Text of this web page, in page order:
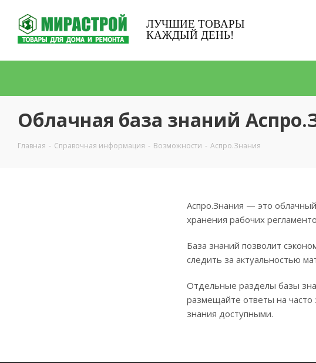
ЛУЧШИЕ ТОВАРЫ
КАЖДЫЙ ДЕНЬ!
Облачная база знаний
Главная - Справочная информация - Возможности - Аспро.Знания
Аспро.Знания — это облачный
хранения рабочих
База знаний позволит
следить за актуальностью
Отдельные разделы базы
размещайте ответы на
знания доступными.